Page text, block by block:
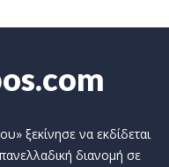
ξεκίνησε να εκδίδεται
διανομή σε